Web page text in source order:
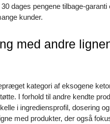
dages pengene tilbage-garanti
kunder.
med andre
kategori af eksogene
I forhold til andre kendte
i ingrediensprofil, dosering
med produkter, der også